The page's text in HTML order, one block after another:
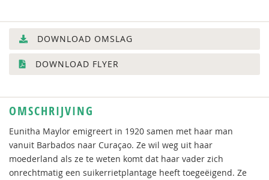
DOWNLOAD OMSLAG
DOWNLOAD FLYER
OMSCHRIJVING
Eunitha Maylor emigreert in 1920 samen met haar man
vanuit Barbados naar Curaçao. Ze wil weg uit haar
moederland als ze te weten komt dat haar vader zich
onrechtmatig een suikerrietplantage heeft toegeëigend. Ze